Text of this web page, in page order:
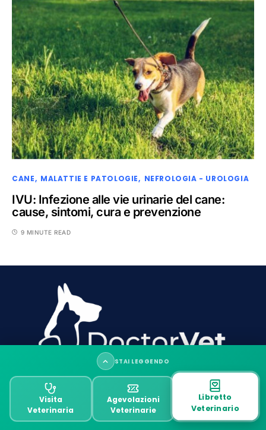
CANE MALATTIE E PATOLOGIE NEFROLOGIA - UROLOGIA
IVU: Infezione alle vie urinarie del cane:
cause, sintomi, cura e prevenzione
9 MINUTE READ
STAI LEGGENDO
Cos’è il morbo di cushing
Principali cause del morbo di cushing nel cane
Visita
Veterinaria
Agevolazioni
Veterinarie
Libretto
Veterinario